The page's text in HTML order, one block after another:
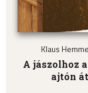
Klaus
A jászolhoz
ajtón át